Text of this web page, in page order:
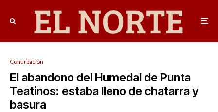
Conurbación
El abandono del Humedal de Punta
Teatinos: estaba lleno de chatarra y
basura